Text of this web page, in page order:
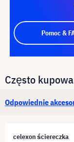
Pomoc &
Często
Odpowiednie
celexon ściereczka